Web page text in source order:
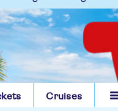
Cruises